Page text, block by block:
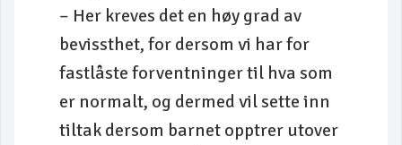
– Her kreves det en høy grad av
bevissthet, for dersom vi har for
fastlåste forventninger til hva som
er normalt, og dermed vil sette inn
tiltak dersom barnet opptrer utover